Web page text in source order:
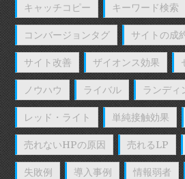
キャッチコピー キーワード検索
コンバージョンタグ サイトの成
サイト改善 ザイオンス効果
ノウハウ ライバル ランディ
レッド・ライト 単純接触効果
売れないHPの原因 売れるLP
失敗例 導入事例 情報弱者